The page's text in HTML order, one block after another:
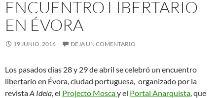
ENCUENTRO LIBERTARIO
EN ÉVORA
19 JUNIO, 2016 DEJA UN COMENTARIO
Los pasados días 28 y 29 de abril se celebró un encuentro
libertario en Évora, ciudad portuguesa, organizado por la
revistaA Ideia, el Projecto Moscay el Portal Anarquista, que